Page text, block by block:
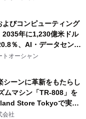
よびコンピューティング
2035年に1,230億米ドル
％、AI・データセンタ
を牽引
トオーシャン
シーンに革新をもたらし
ムマシン「TR-808」を
Store Tokyoで実機
記念キャンペーンを開
会社